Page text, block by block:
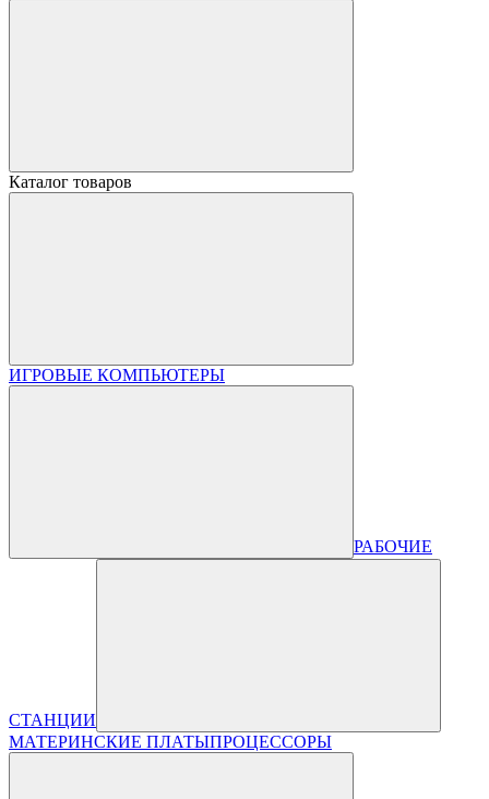
Каталог товаров
ИГРОВЫЕ КОМПЬЮТЕРЫ
РАБОЧИЕ
СТАНЦИИ
МАТЕРИНСКИЕ ПЛАТЫПРОЦЕССОРЫ